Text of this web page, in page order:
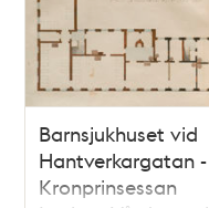
Barnsjukhuset vid
Hantverkargatan -
Kronprinsessan